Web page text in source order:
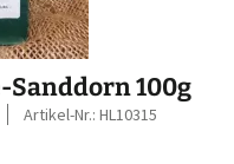
100g
Artikel-Nr.: HL10315